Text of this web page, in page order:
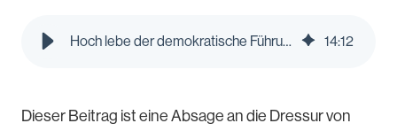
Hoch lebe der demokratische Führungsstil - Pleo Blog 14:12
Dieser Beitrag ist eine Absage an die Dressur von